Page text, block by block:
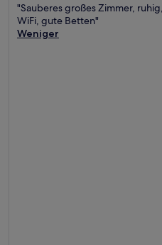
"Sauberes großes Zimmer,
WiFi, gute Betten"
Weniger